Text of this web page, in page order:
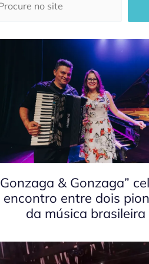
& Gonzaga”
encontro entre dois
da música brasileira